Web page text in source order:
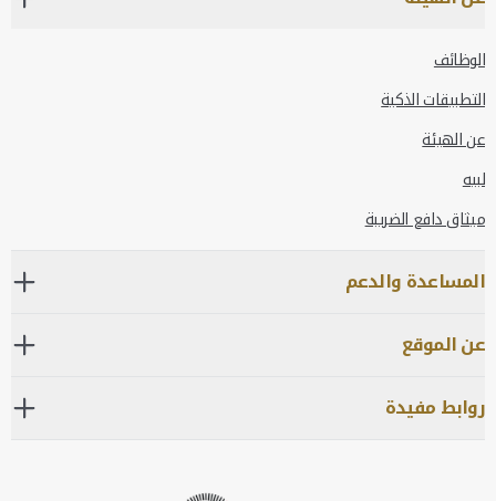
الوظائف
التطبيقات الذكية
عن الهيئة
لبيه
ميثاق دافع الضريبة
المساعدة والدعم
عن الموقع
روابط مفيدة